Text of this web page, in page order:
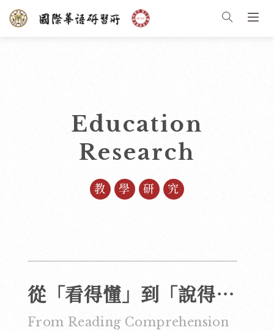
Education
Research
教學研究
從「看得懂」到「說得出」
From Reading Comprehension